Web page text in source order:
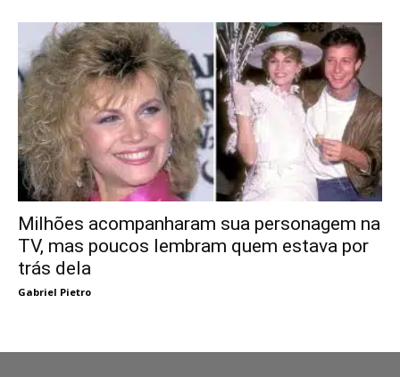
Milhões acompanharam sua personagem na
TV, mas poucos lembram quem estava por
trás dela
Gabriel Pietro